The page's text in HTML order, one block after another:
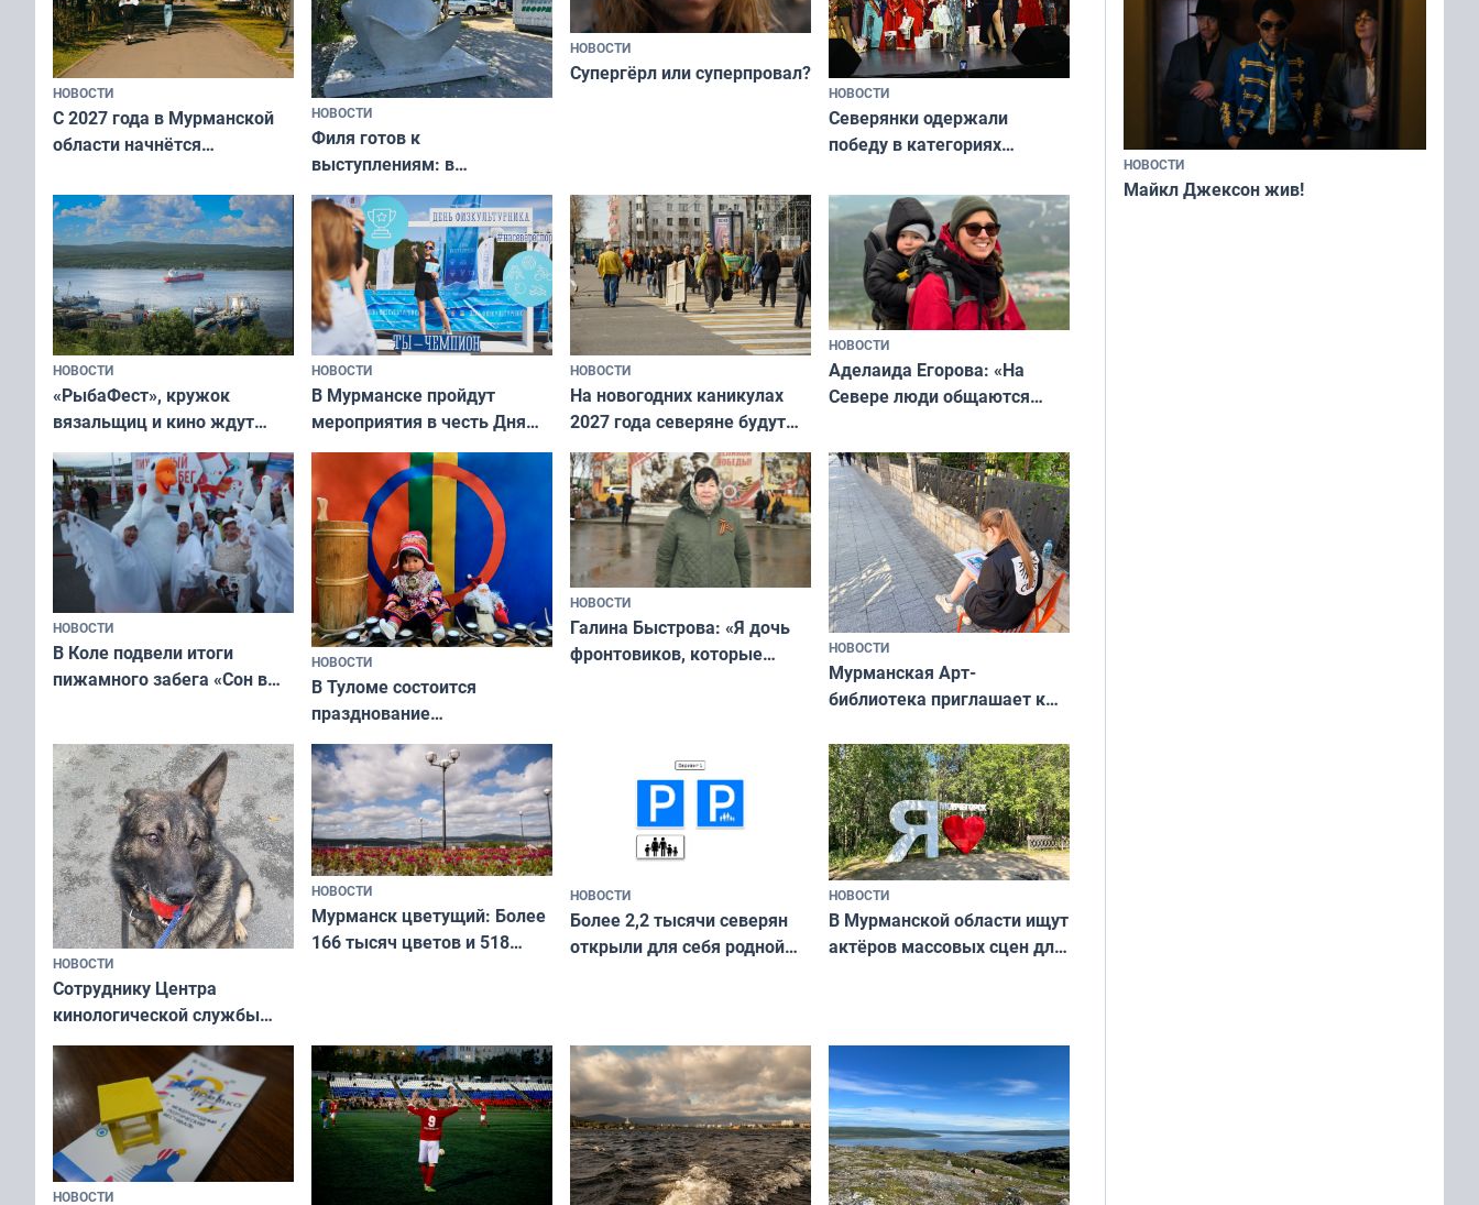
НОВОСТИ
С 2027 года в Мурманской
области начнётся
подростков от ВПЧ
НОВОСТИ
Филя готов к
выступлениям: в
мурманском океанариуме
рассказали о состоянии
тюленей
НОВОСТИ
Супергёрл или суперпровал?
НОВОСТИ
Северянки одержали
победу в категориях
«Мисс и Миссис Великая
Русь»
НОВОСТИ
«РыбаФест», кружок
вязальщиц и кино ждут
мурманчан в эти выходные
НОВОСТИ
В Мурманске пройдут
мероприятия в честь Дня
физкультурника
НОВОСТИ
На новогодних каникулах
2027 года северяне будут
отдыхать 11 дней
НОВОСТИ
Аделаида Егорова: «На
Севере люди общаются
а потому что
ты им интересен»
НОВОСТИ
В Коле подвели итоги
пижамного забега «Сон в
НОВОСТИ
В Туломе состоится
празднование
Международного дня
коренных народов мира
НОВОСТИ
Галина Быстрова: «Я дочь
фронтовиков, которые
НОВОСТИ
Мурманская Арт-
библиотека приглашает к
и фотографов
НОВОСТИ
Сотруднику Центра
кинологической службы
ищут новый дом
НОВОСТИ
Мурманск цветущий: Более
166 тысяч цветов и 518
НОВОСТИ
Более 2,2 тысячи северян
открыли для себя родной
НОВОСТИ
В Мурманской области ищут
актёров массовых сцен для
НОВОСТИ
НОВОСТИ
Майкл Джексон жив!